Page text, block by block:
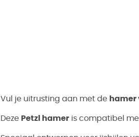
Vul je uitrusting aan met de hamer
Deze Petzl hamer is compatibel